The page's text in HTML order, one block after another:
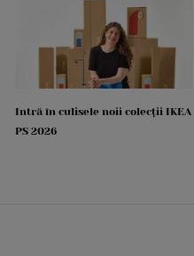
Intră în culisele noii colecții IKEA
PS 2026